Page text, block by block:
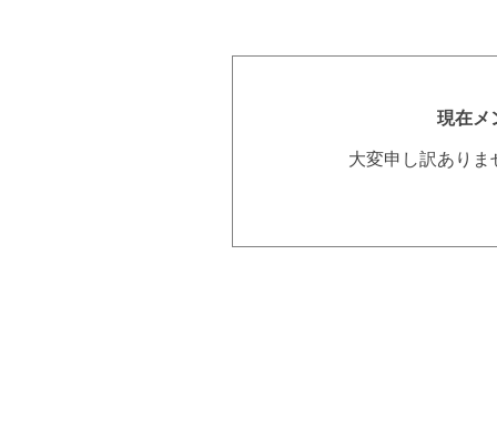
現在メ
大変申し訳あり